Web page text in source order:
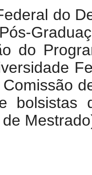
do
do
bolsistas